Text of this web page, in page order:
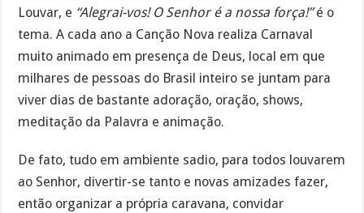
Louvar, e “Alegrai-vos! O Senhor é a nossa força!”é o
tema. A cada ano a Canção Nova realiza Carnaval
muito animado em presença de Deus, local em que
milhares de pessoas do Brasil inteiro se juntam para
viver dias de bastante adoração, oração, shows,
meditação da Palavra e animação.
De fato, tudo em ambiente sadio, para todos louvarem
ao Senhor, divertir-se tanto e novas amizades fazer,
então organizar a própria caravana, convidar